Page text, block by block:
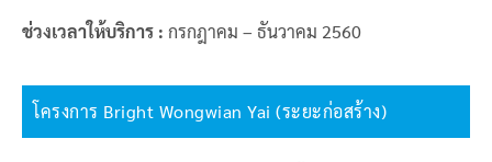
ช่วงเวลาให้บริการ : กรกฎาคม – ธันวาคม 2560
โครงการ Bright Wongwian Yai (ระยะก่อสร้าง)